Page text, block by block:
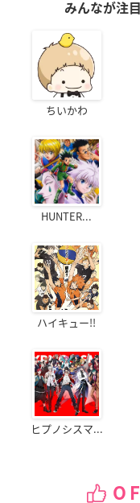
みんなが注
ちいかわ
HUNTER...
ハイキュー!!
ヒプノシスマ...